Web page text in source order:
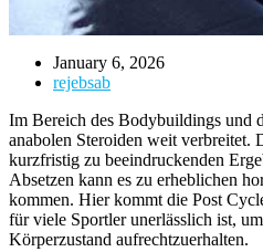
January 6, 2026
rejebsab
Im Bereich des Bodybuildings und
anabolen Steroiden weit verbreitet.
kurzfristig zu beeindruckenden
Absetzen kann es zu erheblichen
kommen. Hier kommt die Post
für viele Sportler unerlässlich ist,
Körperzustand aufrechtzuerhalten.